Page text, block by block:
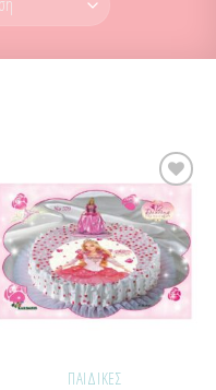
Προσθήκη
στα
Αγαπημένα!
ΠΑΙΔΙΚΈΣ